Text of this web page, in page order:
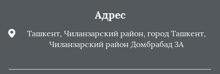
Адрес
Ташкент, Чиланзарский район, город Ташкент,
Чиланзарский район Домбрабад 3А